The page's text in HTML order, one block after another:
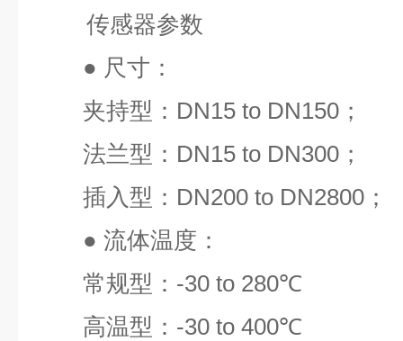
传感器参数
● 尺寸：
夹持型： DN15 to DN150 ；
法兰型： DN15 to DN300 ；
插入型： DN200 to DN2800 ；
● 流体温度：
常规型： -30 to 280℃
高温型： -30 to 400℃